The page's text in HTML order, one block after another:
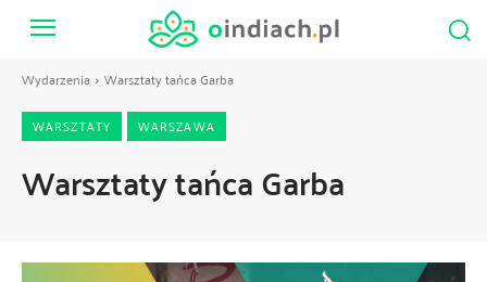
Wydarzenia Warsztaty tańca Garba
WARSZTATY WARSZAWA
Warsztaty tańca Garba